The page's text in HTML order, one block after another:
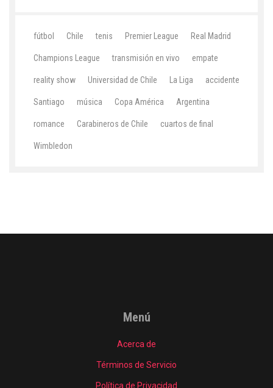
fútbol Chile tenis Premier League Real Madrid
Champions League transmisión en vivo empate
reality show Universidad de Chile La Liga accidente
Santiago música Copa América Argentina
romance Carabineros de Chile cuartos de final
Wimbledon
Menú
Acerca de
Términos de Servicio
Política de Privacidad